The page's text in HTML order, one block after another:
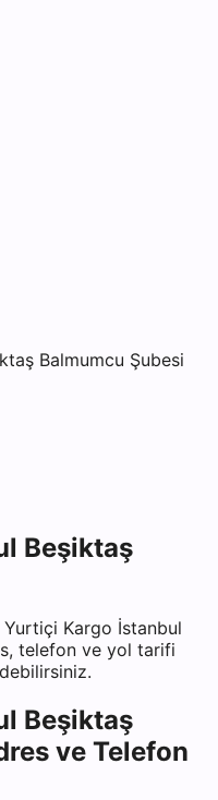
Balmumcu Şubesi
Beşiktaş
Yurtiçi Kargo İstanbul
telefon ve yol tarifi
Beşiktaş
ve Telefon